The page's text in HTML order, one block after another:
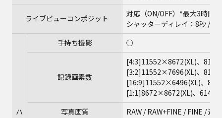
ライブビューコンポジット
対応（ON/OFF）*最大3時間
シャッターディレイ：8秒 / 4
ハ
手持ち撮影 ○
記録画素数
[4:3]11552×8672(XL)、
[3:2]11552×7696(XL)、
[16:9]11552×6496(XL)、
[1:1]8672×8672(XL)、
写真画質
RAW / RAW+FINE / FINE / 連動